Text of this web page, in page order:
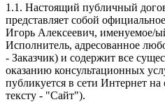
1.1. Настоящий публичный
представляет собой
Игорь Алексеевич, именуемое/
Исполнитель, адресованное
- Заказчик) и содержит все
оказанию консультационных
публикуется в сети Интернет на
тексту - "Сайт").